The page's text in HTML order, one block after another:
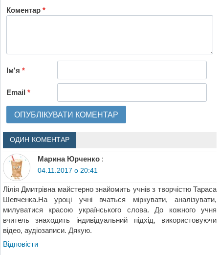
Коментар*
Ім'я*
Email*
ОДИН КОМЕНТАР
Марина Юрченко :
04.11.2017 о 20:41
Лілія Дмитрівна майстерно знайомить учнів з творчістю Тараса
Шевченка.На уроці учні вчаться міркувати, аналізувати,
милуватися красою українського слова. До кожного учня
вчитель знаходить індивідуальний підхід, використовуючи
відео, аудіозаписи. Дякую.
Відповіcти